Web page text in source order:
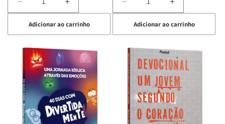
Diminuir
a
quantidade
de
Devocional
Quarto
de
Guerra
Isabelle
S.
Alves
Aumentar
a
quantidade
de
Devocional
Quarto
de
Guerra
|
Isabelle
S.
Alves
Adicionar ao carrinho
Diminuir
a
quantidade
de
Devocional
Café
com
Mulheres
da
Bíblia
Equipe
Aumentar
a
quantidade
de
Devocional
Café
com
Mulheres
da
Bíblia
|
Equipe
Adicionar ao carrinho